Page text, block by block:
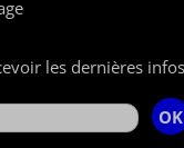
les dernières
OK